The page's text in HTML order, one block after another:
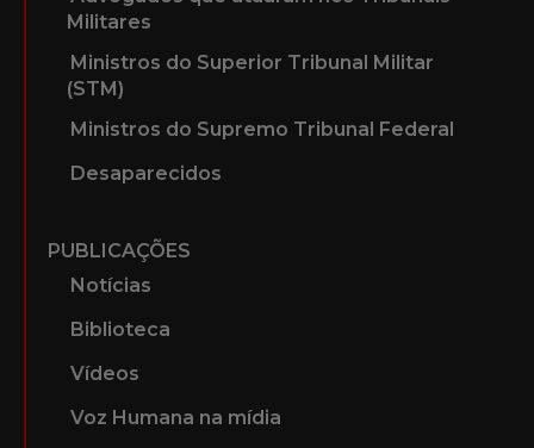
Militares
Ministros do Superior Tribunal Militar
(STM)
Ministros do Supremo Tribunal Federal
Desaparecidos
PUBLICAÇÕES
Notícias
Biblioteca
Vídeos
Voz Humana na mídia